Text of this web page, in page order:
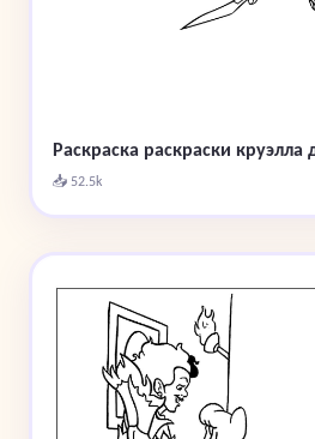
Раскраска раскраски круэлла
📥 52.5k